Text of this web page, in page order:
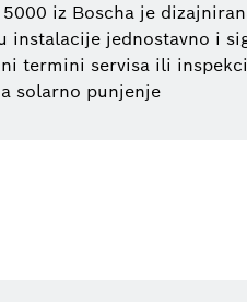
iz Boscha je
jednostavno i
termini servisa ili
solarno punjenje